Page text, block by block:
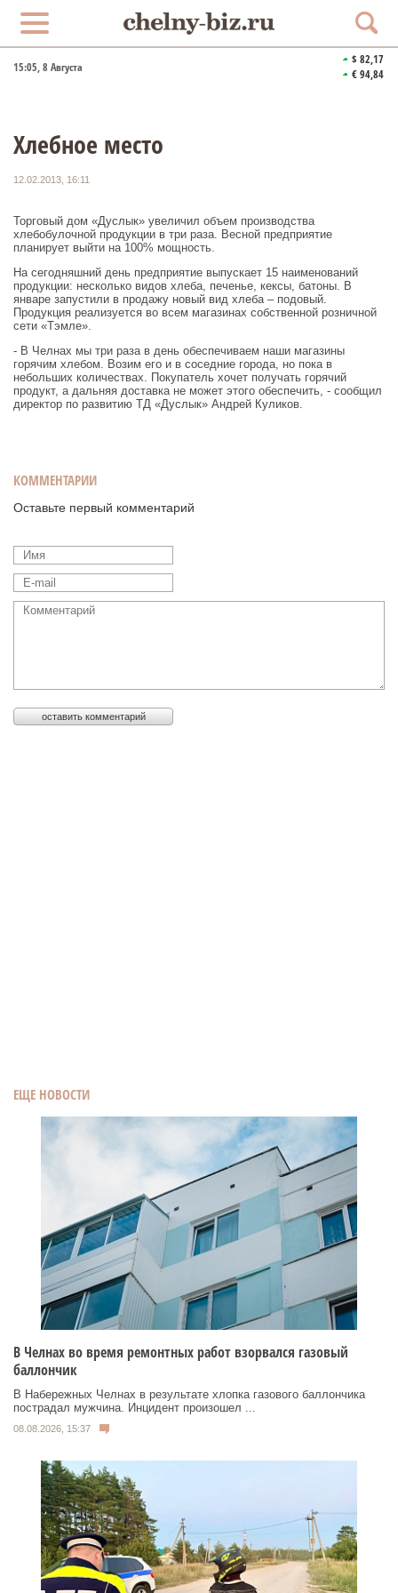
15:05, 8 Августа
$ 82,17
€ 94,84
ЕЩЕ НОВОСТИ
В Челнах во время ремонтных работ взорвался газовый
баллончик
В Набережных Челнах в результате хлопка газового баллончика
пострадал мужчина. Инцидент произошел ...
08.08.2026, 15:37
Хлебное место
12.02.2013, 16:11
Торговый дом «Дуслык» увеличил объем производства
хлебобулочной продукции в три раза. Весной предприятие
планирует выйти на 100% мощность.
На сегодняшний день предприятие выпускает 15 наименований
продукции: несколько видов хлеба, печенье, кексы, батоны. В
январе запустили в продажу новый вид хлеба – подовый.
Продукция реализуется во всем магазинах собственной розничной
сети «Тэмле».
- В Челнах мы три раза в день обеспечиваем наши магазины
горячим хлебом. Возим его и в соседние города, но пока в
небольших количествах. Покупатель хочет получать горячий
продукт, а дальняя доставка не может этого обеспечить, - сообщил
директор по развитию ТД «Дуслык» Андрей Куликов.
КОММЕНТАРИИ
Оставьте первый комментарий